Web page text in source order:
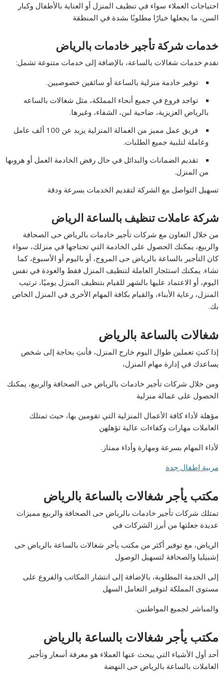
احتياجات العملاء سواء في تنظيف المنزل أو العناية بالأطفال وكبار
السن، ما يجعلها خيارًا مطلوبًا بشدة في المنطقة
خدمات شركة تأجير خادمات بالرياض
نقدم خدمات شغالات بالساعة، بالإضافة إلى خدمات متنوعة تشمل:
توفير خادمة منزلية بالساعة أو سائقين خصوصيين.
تواجد فروع في جميع أنحاء المملكة، مثل شغالات بالساعه
بالرياض العزيزية، ضاحية لبن، الشفاء، وغيرها.
فريق عمل مميز من العمالة المنزلية يزيد عن 100 ألف عامل
وعاملة لتلبية جميع الطلبات.
تقديم الضمانات والبدائل في حال رفض الخادمة العمل أو هروبها
من المنزل.
تسهيل التواصل مع الشركة لتقديم الخدمات بسرعة ودقة
شركة عاملات تنظيف بالساعة الرياض
من خلال التعاون مع شركات تأجير خادمات بالرياض حى الصحافة
والربيع، يمكنك الحصول على الخادمة التي تحتاجها في منزلك، سواء
كان التأجير بالساعة بالرياض حى المروج، أو باليوم أو الأسبوع، كما
تشاء. يمكنك استئجار العاملة لتنظيف المنزل فقط والعودة في نفس
اليوم، أو الاعتماد عليها بالشهر للقيام بتنظيف المنزل يوميًا، ترتيب
المنزل، رعاية الأبناء، والقيام بكافة المهام الأخرى في المنزل الخاص
بك.
شغالات بالساعة بالرياض
إذا كنتِ تعملين طوال اليوم خارج المنزل، فأنتِ بحاجة إلى شخص
يساعدك في إدارة مهام المنزل،
ومن خلال شركات تأجير خادمات بالرياض حى الصحافة والربيع، يمكنك
الحصول على عمالة منزلية
مؤهلة لأداء كافة الأعمال المنزلية التي تقومين بها، حيث تمتلك
العاملات مهارات وكفاءات عالية تؤهلهن
لأداء المهام بسرعة ومهارة وأداء ممتاز.
مربية اطفال جدة
مكتب يأجر شغالات بالساعة بالرياض
تمتلك شركات تأجير خادمات بالرياض حى الصحافة والربيع مميزات
عديدة جعلتها من أبرز الشركات في
الرياض، مع توفير أكثر من مكتب يأجر شغالات بالساعة بالرياض حى
إشبيليا والصحافة لتسهيل الوصول
إلى الخدمة المطلوبة، بالإضافة إلى انتشار المكاتب والفروع على
مستوى المملكة لتوفير التعامل السهل
والمباشر لجميع المواطنين.
مكتب يأجر شغالات بالساعة بالرياض
أحد أول الأشياء التي يبحث عنها العملاء هو معرفة أسعار وتأجير
العاملات بالساعة بالرياض حى النهضة